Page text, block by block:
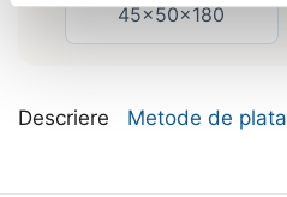
45x50x180
Descriere Metode de plata